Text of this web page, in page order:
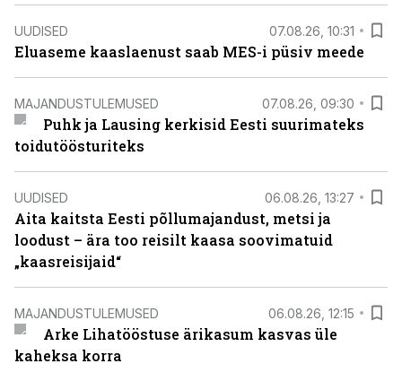
UUDISED 07.08.26, 10:31
Eluaseme kaaslaenust saab MES-i püsiv meede
MAJANDUSTULEMUSED 07.08.26, 09:30
Puhk ja Lausing kerkisid Eesti suurimateks
toidutöösturiteks
UUDISED 06.08.26, 13:27
Aita kaitsta Eesti põllumajandust, metsi ja
loodust – ära too reisilt kaasa soovimatuid
„kaasreisijaid“
MAJANDUSTULEMUSED 06.08.26, 12:15
Arke Lihatööstuse ärikasum kasvas üle
kaheksa korra